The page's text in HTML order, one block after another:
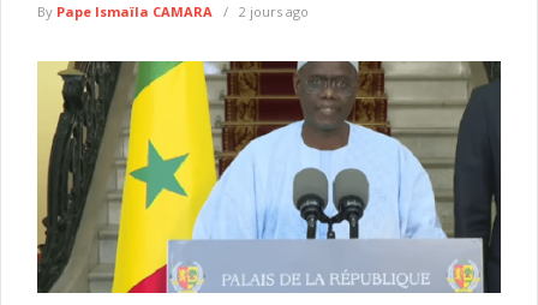
By Pape Ismaïla CAMARA 2 jours ago